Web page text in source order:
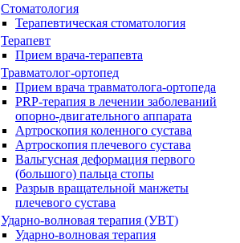
Стоматология
Терапевтическая стоматология
Терапевт
Прием врача-терапевта
Травматолог-ортопед
Прием врача травматолога-ортопеда
PRP-терапия в лечении заболеваний
опорно-двигательного аппарата
Артроскопия коленного сустава
Артроскопия плечевого сустава
Вальгусная деформация первого
(большого) пальца стопы
Разрыв вращательной манжеты
плечевого сустава
Ударно-волновая терапия (УВТ)
Ударно-волновая терапия